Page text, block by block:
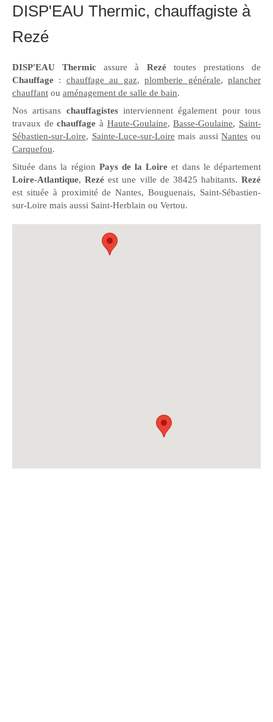
DISP'EAU Thermic, chauffagiste à
Rezé
DISP'EAU Thermic assure à Rezétoutes prestations de
Chauffage : chauffage au gaz,plomberie générale,plancher
chauffant ou aménagement de salle de bain.
Nos artisans chauffagistesinterviennent également pour tous
travaux dechauffage à Haute-Goulaine,Basse-Goulaine, Saint-
Sébastien-sur-Loire, Sainte-Luce-sur-Loire mais aussiNantes ou
Carquefou.
Située dans la région Pays de la Loire et dans le département
Loire-Atlantique,Rezé est une ville de 38425 habitants. Rezé
est située à proximité de Nantes, Bouguenais, Saint-Sébastien-
sur-Loire mais aussi Saint-Herblain ou Vertou.